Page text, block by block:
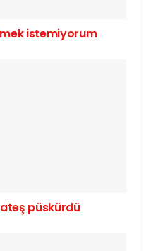
istemiyorum
püskürdü